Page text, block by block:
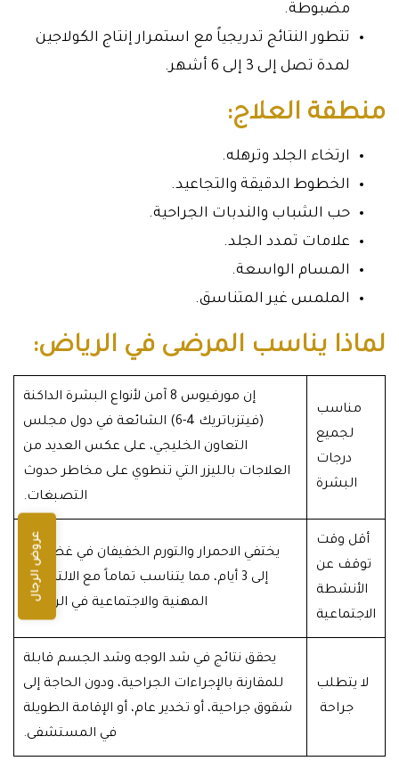
عروض الرجال
مضبوطة.
تتطور النتائج تدريجياً مع استمرار إنتاج الكولاجين
لمدة تصل إلى 3 إلى 6 أشهر.
منطقة العلاج:
ارتخاء الجلد وترهله.
الخطوط الدقيقة والتجاعيد.
حب الشباب والندبات الجراحية.
علامات تمدد الجلد.
المسام الواسعة.
الملمس غير المتناسق.
لماذا يناسب المرضى في الرياض:
مناسب
لجميع
درجات
البشرة
إن مورفيوس 8 آمن لأنواع البشرة الداكنة
(فيتزباتريك 4-6) الشائعة في دول مجلس
التعاون الخليجي، على عكس العديد من
العلاجات بالليزر التي تنطوي على مخاطر حدوث
التصبغات.
أقل وقت
توقف عن
الأنشطة
الاجتماعية
إلى 3 أيام، مما يتناسب تماماً مع الالتزامات
المهنية والاجتماعية في الرياض.
لا يتطلب
جراحة
يحقق نتائج في شد الوجه وشد الجسم قابلة
للمقارنة بالإجراءات الجراحية، ودون الحاجة إلى
شقوق جراحية، أو تخدير عام، أو الإقامة الطويلة
في المستشفى.